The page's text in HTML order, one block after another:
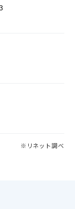
※リネット調べ